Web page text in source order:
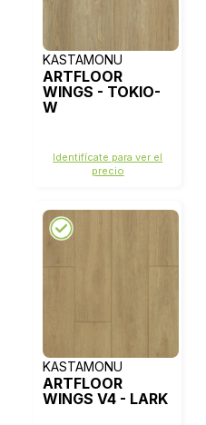
KASTAMONU
ARTFLOOR
WINGS - TOKIO-
W
Identifícate para ver el
precio
KASTAMONU
ARTFLOOR
WINGS V4 - LARK